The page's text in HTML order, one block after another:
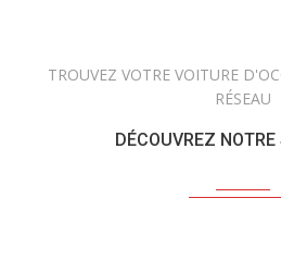
TROUVEZ VOTRE VOITURE
RÉSEAU
DÉCOUVREZ